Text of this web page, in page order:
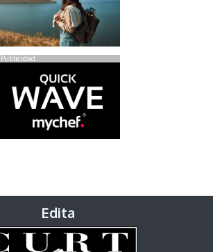
Publicidad
Edita